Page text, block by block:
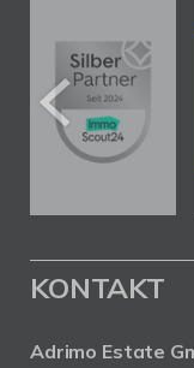
KONTAKT
Adrimo Estate